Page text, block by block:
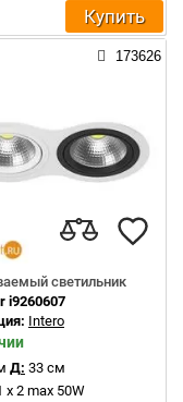
Купить
173626
светильник
i9260607
Intero
Д: 33 см
x 2 max 50W